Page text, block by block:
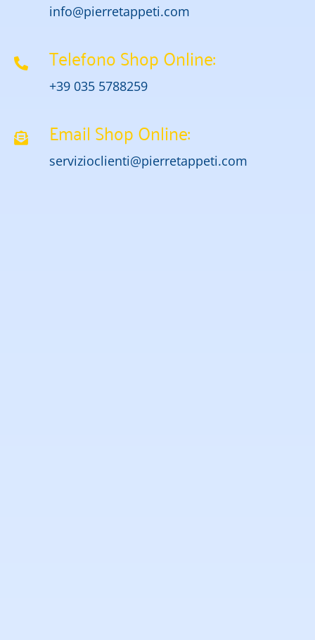
info@pierretappeti.com
Telefono Shop Online:
+39 035 5788259
Email Shop Online:
servizioclienti@pierretappeti.com